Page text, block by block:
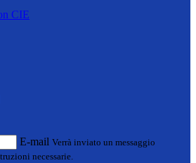
CIE
E-mail Verrà inviato un messaggio
necessarie.